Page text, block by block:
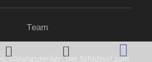
Team
Lösungsdenker: Der Schlüssel zum